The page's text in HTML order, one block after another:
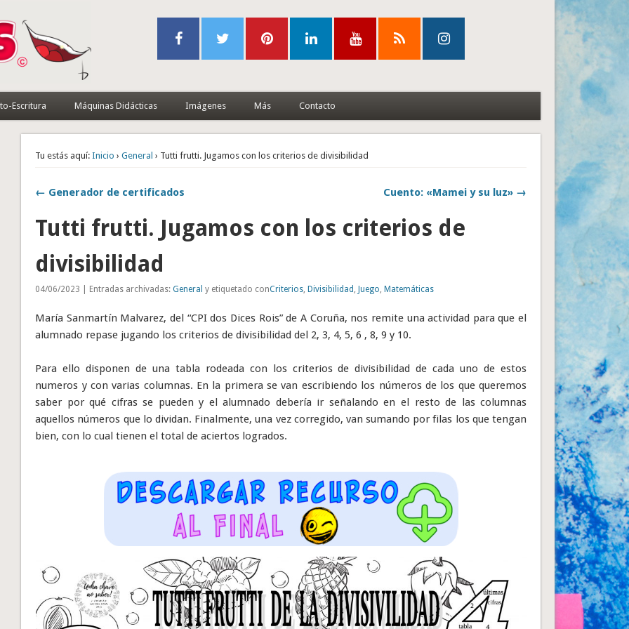
Escritura Máquinas Didácticas Imágenes Más Contacto
Tu estás aquí: Inicio ›General › Tutti frutti. Jugamos con los criterios de divisibilidad
← Generador de certificados Cuento: «Mamei y su luz» →
Tutti frutti. Jugamos con los criterios de
divisibilidad
04/06/2023 | Entradas archivadas:General y etiquetado conCriterios,Divisibilidad ,Juego,Matemáticas
María Sanmartín Malvarez, del “CPI dos Dices Rois” de A Coruña, nos remite una actividad para que el
alumnado repase jugando los criterios de divisibilidad del 2, 3, 4, 5, 6 , 8, 9 y 10.
Para ello disponen de una tabla rodeada con los criterios de divisibilidad de cada uno de estos
numeros y con varias columnas. En la primera se van escribiendo los números de los que queremos
saber por qué cifras se pueden y el alumnado debería ir señalando en el resto de las columnas
aquellos números que lo dividan. Finalmente, una vez corregido, van sumando por filas los que tengan
bien, con lo cual tienen el total de aciertos logrados.